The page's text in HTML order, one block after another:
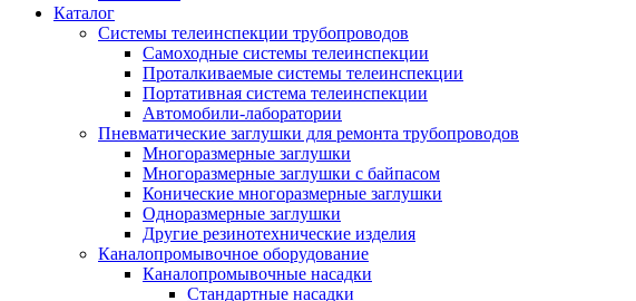
Каталог
Системы телеинспекции трубопроводов
Самоходные системы телеинспекции
Проталкиваемые системы телеинспекции
Портативная система телеинспекции
Автомобили-лаборатории
Пневматические заглушки для ремонта трубопроводов
Многоразмерные заглушки
Многоразмерные заглушки с байпасом
Конические многоразмерные заглушки
Одноразмерные заглушки
Другие резинотехнические изделия
Каналопромывочное оборудование
Каналопромывочные насадки
Стандартные насадки